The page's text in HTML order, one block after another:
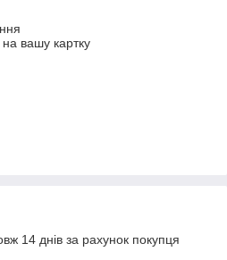
вашу картку
14 днів за рахунок покупця